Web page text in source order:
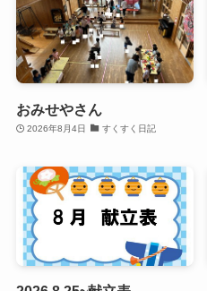
おみせやさん
2026年8月4日 すくすく日記